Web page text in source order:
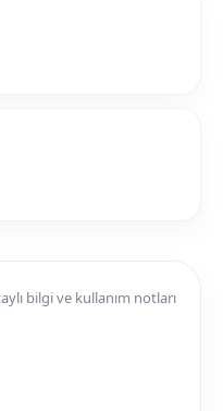
bilgi ve kullanım notları